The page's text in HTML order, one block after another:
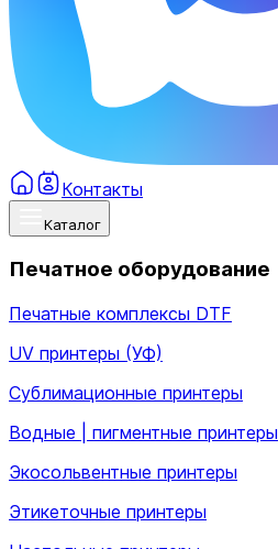
Контакты
Каталог
Печатное оборудование
Печатные комплексы DTF
UV принтеры (УФ)
Сублимационные принтеры
Водные | пигментные принтеры
Экосольвентные принтеры
Этикеточные принтеры